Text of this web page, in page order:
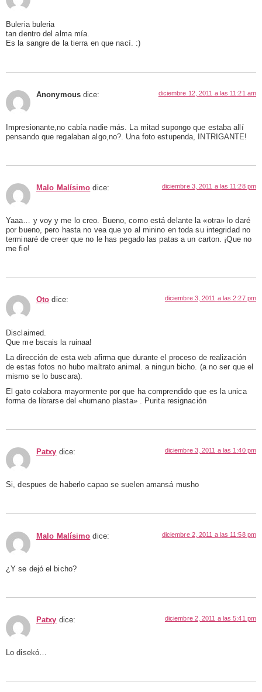
Buleria buleria
tan dentro del alma mía.
Es la sangre de la tierra en que nací. :)
Anonymous dice: diciembre 12, 2011 a las 11:21 am
Impresionante,no cabía nadie más. La mitad supongo que estaba allí
pensando que regalaban algo,no?. Una foto estupenda, INTRIGANTE!
Malo Malísimo dice: diciembre 3, 2011 a las 11:28 pm
Yaaa… y voy y me lo creo. Bueno, como está delante la «otra» lo daré
por bueno, pero hasta no vea que yo al minino en toda su integridad no
terminaré de creer que no le has pegado las patas a un carton. ¡Que no
me fio!
Oto dice: diciembre 3, 2011 a las 2:27 pm
Disclaimed.
Que me bscais la ruinaa!
La dirección de esta web afirma que durante el proceso de realización
de estas fotos no hubo maltrato animal. a ningun bicho. (a no ser que el
mismo se lo buscara).
El gato colabora mayormente por que ha comprendido que es la unica
forma de librarse del «humano plasta» . Purita resignación
Patxy dice: diciembre 3, 2011 a las 1:40 pm
Si, despues de haberlo capao se suelen amansá musho
Malo Malísimo dice: diciembre 2, 2011 a las 11:58 pm
¿Y se dejó el bicho?
Patxy dice: diciembre 2, 2011 a las 5:41 pm
Lo disekó…